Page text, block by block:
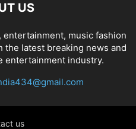
US
music fashion
the latest breaking news and
entertainment industry.
us